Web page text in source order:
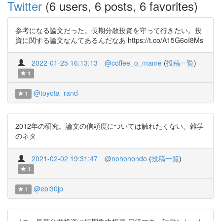
Twitter (6 users, 6 posts, 6 favorites)
参考になる論文だった。長期分散投資を守って行きたい。投
資に関する論文なんてあるんだなあ https://t.co/A15G6oI8Ms
2022-01-25 16:13:13 @coffee_o_mame (投稿一覧)
1
1 @toyota_rand
2012年の研究。論文の信頼度については触れたくない。雑学
のネタ
2021-02-02 19:31:47 @nohohondo (投稿一覧)
1
1 @ebi30jp